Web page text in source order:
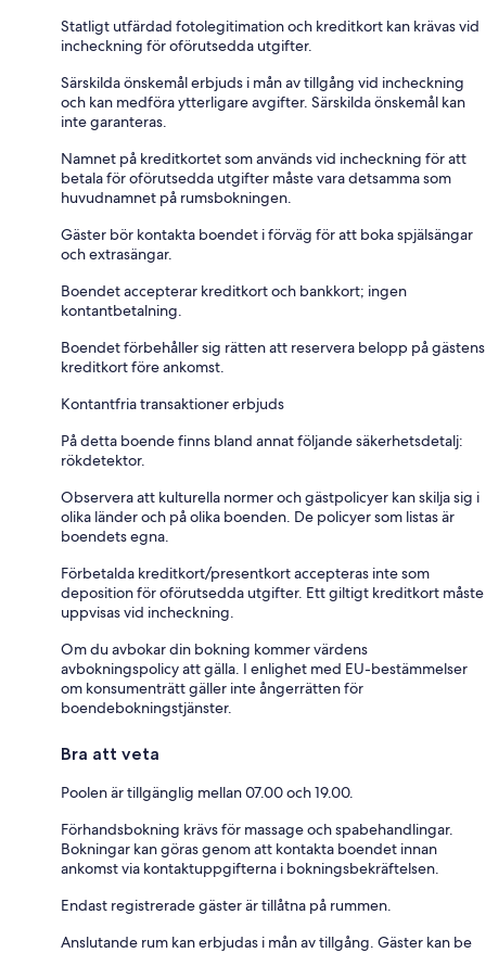
Statligt utfärdad fotolegitimation och kreditkort kan krävas vid
incheckning för oförutsedda utgifter.
Särskilda önskemål erbjuds i mån av tillgång vid incheckning
och kan medföra ytterligare avgifter. Särskilda önskemål kan
inte garanteras.
Namnet på kreditkortet som används vid incheckning för att
betala för oförutsedda utgifter måste vara detsamma som
huvudnamnet på rumsbokningen.
Gäster bör kontakta boendet i förväg för att boka spjälsängar
och extrasängar.
Boendet accepterar kreditkort och bankkort; ingen
kontantbetalning.
Boendet förbehåller sig rätten att reservera belopp på gästens
kreditkort före ankomst.
Kontantfria transaktioner erbjuds
På detta boende finns bland annat följande säkerhetsdetalj:
rökdetektor.
Observera att kulturella normer och gästpolicyer kan skilja sig i
olika länder och på olika boenden. De policyer som listas är
boendets egna.
Förbetalda kreditkort/presentkort accepteras inte som
deposition för oförutsedda utgifter. Ett giltigt kreditkort måste
uppvisas vid incheckning.
Om du avbokar din bokning kommer värdens
avbokningspolicy att gälla. I enlighet med EU-bestämmelser
om konsumenträtt gäller inte ångerrätten för
boendebokningstjänster.
Bra att veta
Poolen är tillgänglig mellan 07.00 och 19.00.
Förhandsbokning krävs för massage och spabehandlingar.
Bokningar kan göras genom att kontakta boendet innan
ankomst via kontaktuppgifterna i bokningsbekräftelsen.
Endast registrerade gäster är tillåtna på rummen.
Anslutande rum kan erbjudas i mån av tillgång. Gäster kan be